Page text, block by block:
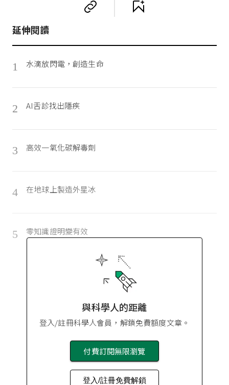
延伸閱讀
1 水滴放閃電，創造生命
2 AI舌診找出隱疾
3 高效一氧化碳解毒劑
4 在地球上製造外星冰
5 零知識證明變有效
與科學人的距離
登入/註冊科學人會員，解鎖免費額度文章。
付費訂閱無限瀏覽
登入/註冊免費解鎖